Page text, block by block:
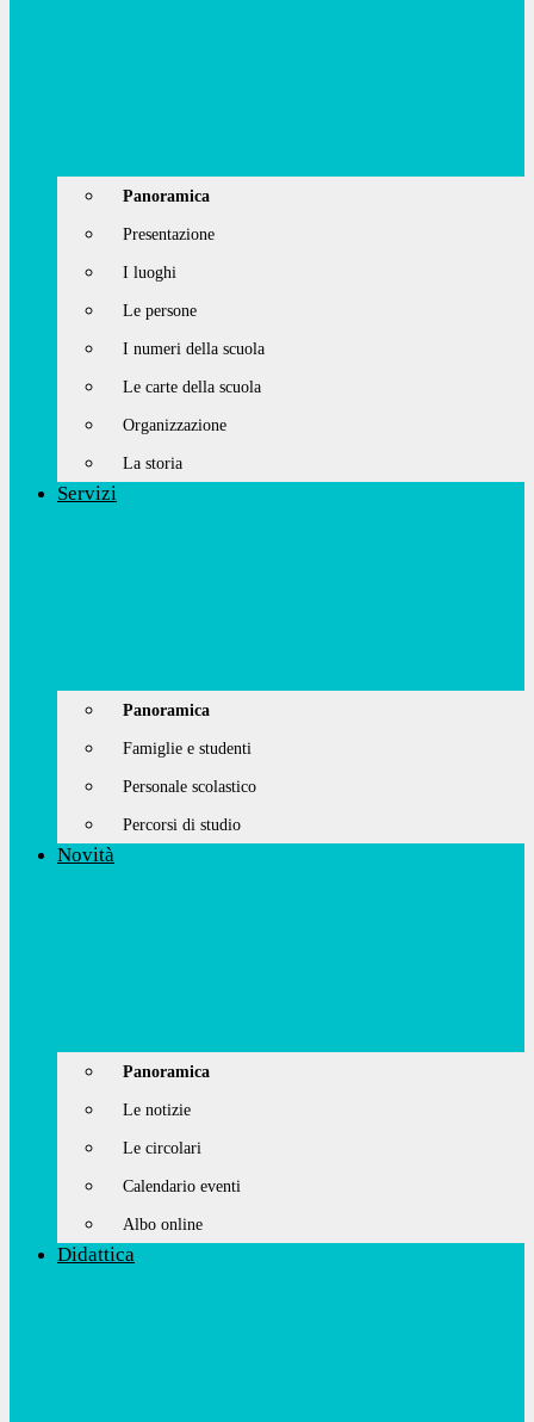
Panoramica
Presentazione
I luoghi
Le persone
I numeri della scuola
Le carte della scuola
Organizzazione
La storia
Servizi
Panoramica
Famiglie e studenti
Personale scolastico
Percorsi di studio
Novità
Panoramica
Le notizie
Le circolari
Calendario eventi
Albo online
Didattica